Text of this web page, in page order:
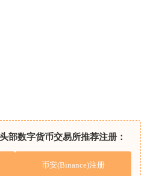
部数字货币交易所推荐注册：
币安(Binance)注册